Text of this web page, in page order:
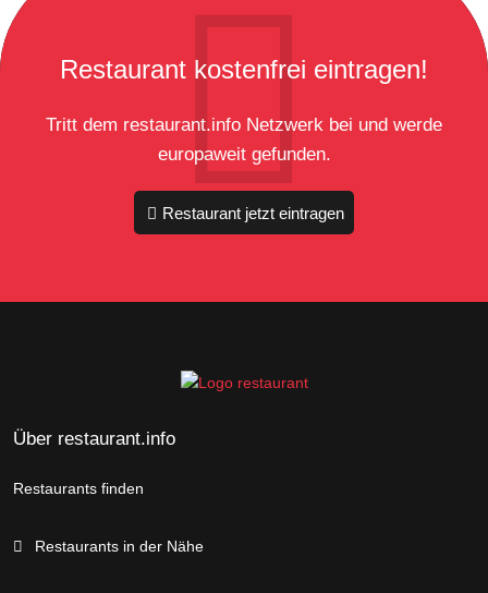
Restaurant kostenfrei eintragen!
Tritt dem restaurant.info Netzwerk bei und werde
europaweit gefunden.
Restaurant jetzt eintragen
Über restaurant.info
Restaurants finden
Restaurants in der Nähe